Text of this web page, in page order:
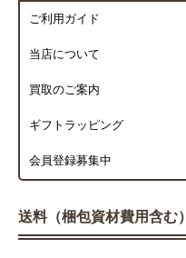
ご利用ガイド
当店について
買取のご案内
ギフトラッピング
会員登録募集中
送料（梱包資材費用含む）